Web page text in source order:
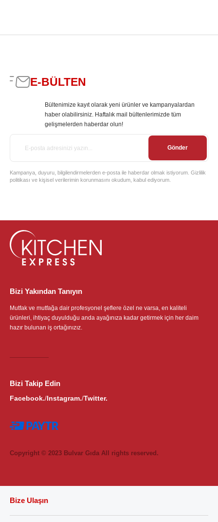
E-BÜLTEN
Bültenimize kayıt olarak yeni ürünler ve kampanyalardan
haber olabilirsiniz. Haftalık mail bültenlerimizde tüm
gelişmelerden haberdar olun!
Gönder
Kampanya, duyuru, bilgilendirmelerden e-posta ile haberdar olmak istiyorum. Gizlilik
politikası ve kişisel verilerimin korunmasını okudum, kabul ediyorum.
Bizi Yakından Tanıyın
Mutfak ve mutfağa dair profesyonel şeflere özel ne varsa, en kaliteli
ürünleri, ihtiyaç duyulduğu anda ayağınıza kadar getirmek için her daim
hazır bulunan iş ortağınızız.
Bizi Takip Edin
Facebook./Instagram./Twitter.
Copyright © 2023 Bulvar Gıda All rights reserved.
Bize Ulaşın